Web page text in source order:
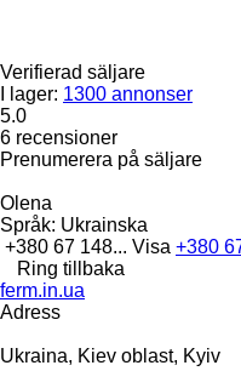
Verifierad säljare
I lager: 1300 annonser
5.0
6 recensioner
Prenumerera på säljare
Olena
Språk: Ukrainska
+380 67 148... Visa +380
Ring tillbaka
ferm.in.ua
Adress
Ukraina, Kiev oblast, Kyiv